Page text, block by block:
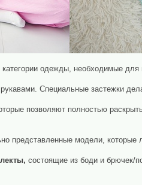
категории одежды, необходимые
Специальные застежки
позволяют полностью
представленные модели, которые
состоящие из боди и брючек/